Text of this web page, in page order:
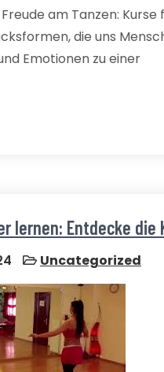
am Tanzen:
die uns
Emotionen zu einer
lernen: Entdecke
Uncategorized